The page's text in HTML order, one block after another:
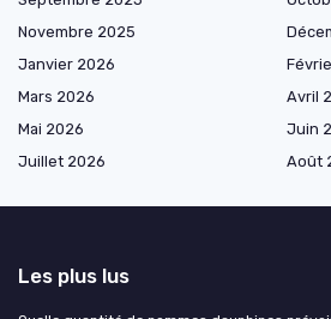
Novembre 2025
Janvier 2026
Mars 2026
Avril
Mai 2026
Juin
Juillet 2026
Août
Les plus lus